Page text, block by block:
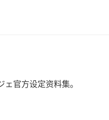
官方设定资料集。